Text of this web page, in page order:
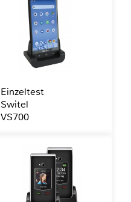
Einzeltest
Switel
VS700